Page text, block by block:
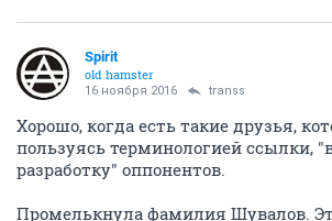
Spirit
old hamster
16 ноября 2016 transs
Хорошо, когда есть такие друзья,
пользуясь терминологией ссылки,
разработку" оппонентов.
Промелькнула фамилия Шувалов.